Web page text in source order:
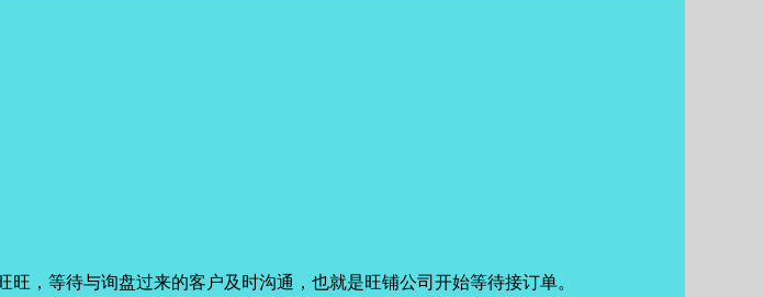
，等待与询盘过来的客户及时沟通，也就是旺铺公司开始等待接订单。